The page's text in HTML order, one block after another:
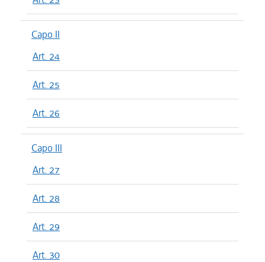
Capo II
Art. 24
Art. 25
Art. 26
Capo III
Art. 27
Art. 28
Art. 29
Art. 30